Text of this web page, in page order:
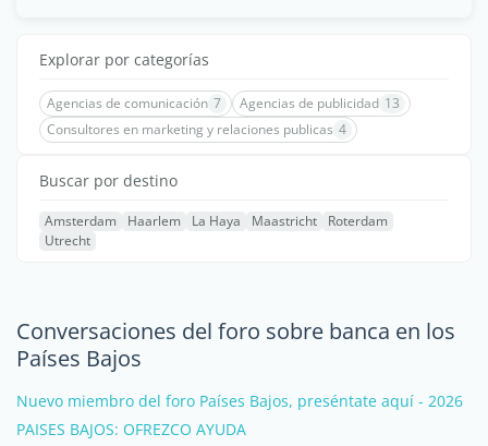
Explorar por categorías
Agencias de comunicación 7 Agencias de publicidad 13
Consultores en marketing y relaciones publicas 4
Buscar por destino
Amsterdam Haarlem La Haya Maastricht
Roterdam
Utrecht
Conversaciones del foro sobre banca en los
Países Bajos
Nuevo miembro del foro Países Bajos, preséntate aquí - 2026
PAISES BAJOS: OFREZCO AYUDA